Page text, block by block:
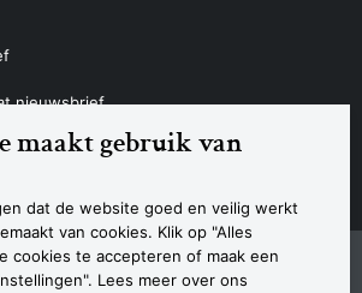
maakt gebruik van
dat de website goed en veilig werkt
van cookies. Klik op "Alles
cookies te accepteren of maak een
Lees meer over ons
nieuwsbrief
CookieverklaringAlgemene voorwaardenDisclaimer
Contact